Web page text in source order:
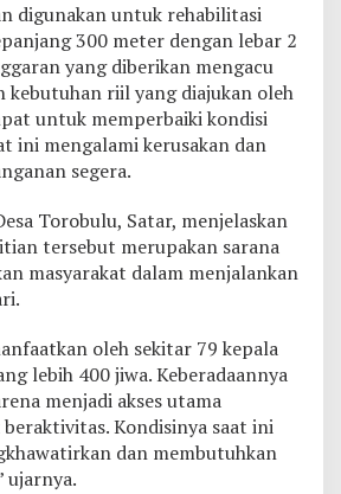
digunakan untuk rehabilitasi
300 meter dengan lebar 2
yang diberikan mengacu
kebutuhan riil yang diajukan oleh
untuk memperbaiki kondisi
ini mengalami kerusakan dan
segera.
Torobulu, Satar, menjelaskan
tersebut merupakan sarana
masyarakat dalam menjalankan
oleh sekitar 79 kepala
lebih 400 jiwa. Keberadaannya
menjadi akses utama
Kondisinya saat ini
dan membutuhkan
ujarnya.